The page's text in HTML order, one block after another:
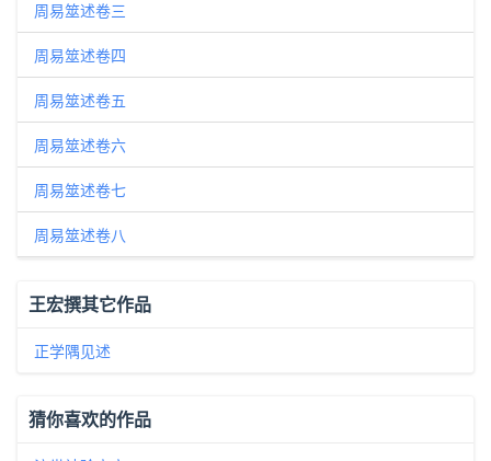
周易筮述卷三
周易筮述卷四
周易筮述卷五
周易筮述卷六
周易筮述卷七
周易筮述卷八
王宏撰其它作品
正学隅见述
猜你喜欢的作品